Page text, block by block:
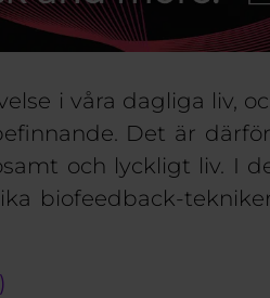
i våra dagliga liv,
Det är därför
och lyckligt liv. I
biofeedback-